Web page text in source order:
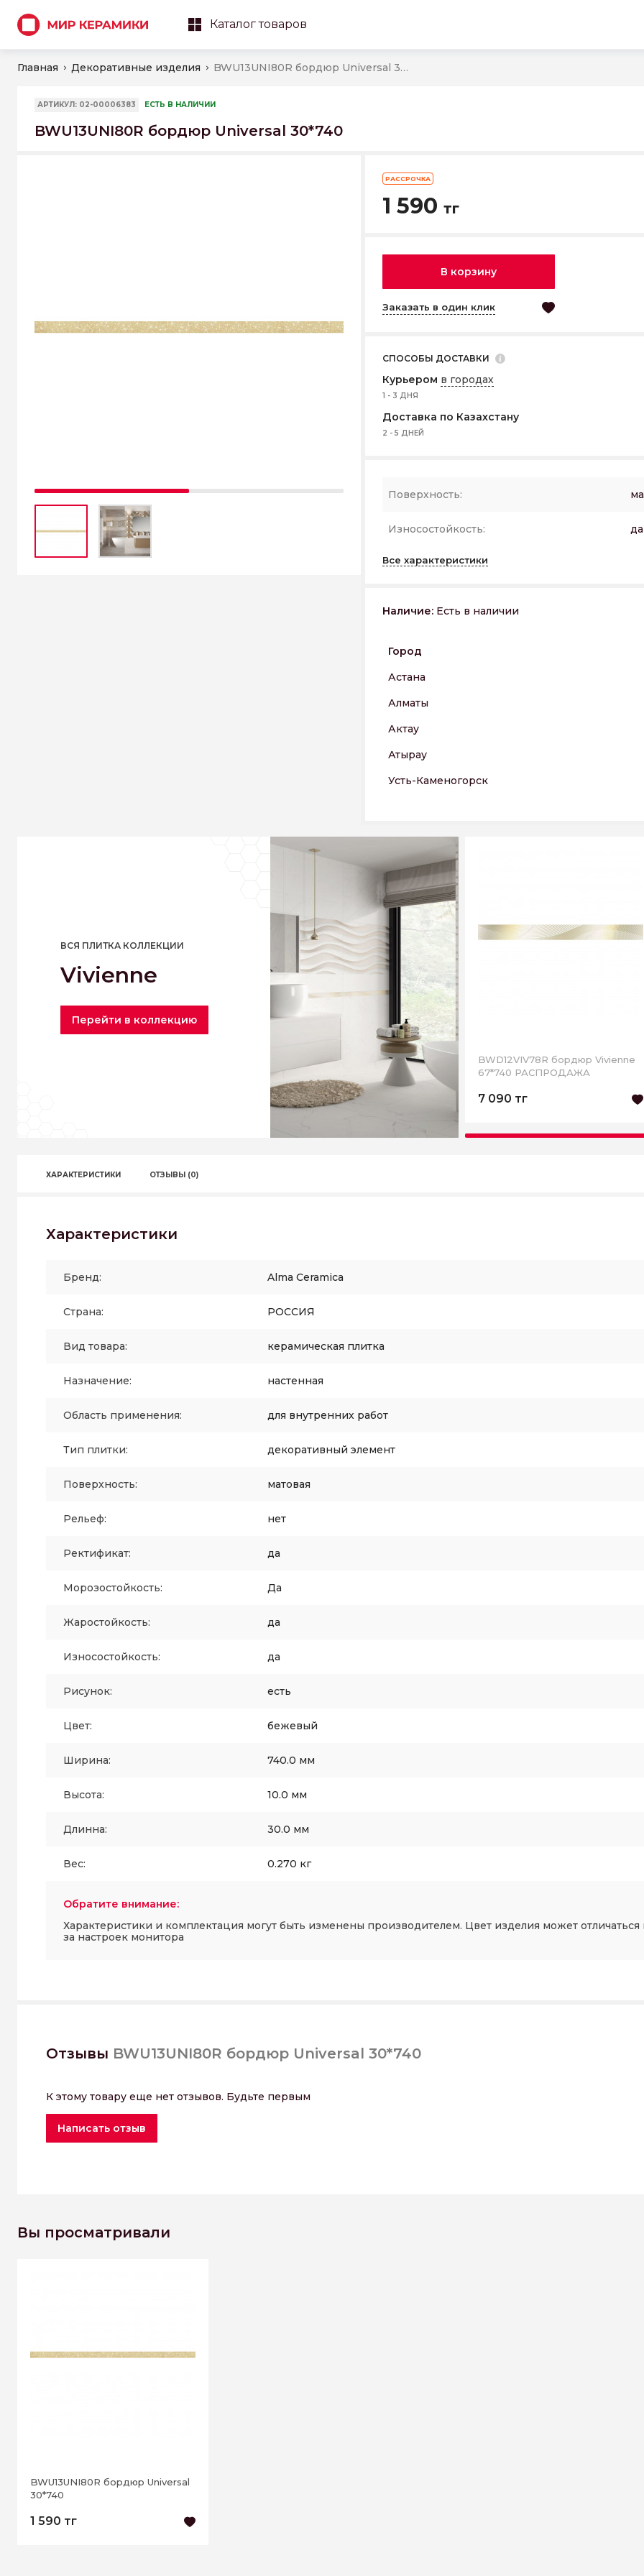
Каталог товаров
Главная Декоративные изделия BWU13UNI80R бордюр Universal 30*740
АРТИКУЛ: 02-00006383 ЕСТЬ В НАЛИЧИИ
BWU13UNI80R бордюр Universal 30*740
РАССРОЧКА
1 590 тг
В корзину
Заказать в один клик
СПОСОБЫ ДОСТАВКИ
Курьером в городах
1 - 3 ДНЯ
Доставка по Казахстану
2 - 5 ДНЕЙ
Поверхность:
Износостойкость: да
Все характеристики
Наличие: Есть в наличии
Город
Астана
Алматы
Актау
Атырау
Усть-Каменогорск
ВСЯ ПЛИТКА КОЛЛЕКЦИИ
Vivienne
Перейти в коллекцию
BWD12VIV78R бордюр Vivienne
67*740 РАСПРОДАЖА
7 090 тг
ХАРАКТЕРИСТИКИ ОТЗЫВЫ (0)
Характеристики
Бренд: Alma Ceramica
Страна: РОССИЯ
Вид товара: керамическая плитка
Назначение: настенная
Область применения: для внутренних работ
Тип плитки: декоративный элемент
Поверхность: матовая
Рельеф: нет
Ректификат: да
Морозостойкость: Да
Жаростойкость: да
Износостойкость: да
Рисунок: есть
Цвет: бежевый
Ширина: 740.0 мм
Высота: 10.0 мм
Длинна: 30.0 мм
Вес: 0.270 кг
Обратите внимание:
Характеристики и комплектация могут быть изменены производителем. Цвет изделия может отличаться
за настроек монитора
Отзывы BWU13UNI80R бордюр Universal 30*740
К этому товару еще нет отзывов. Будьте первым
Написать отзыв
Вы просматривали
BWU13UNI80R бордюр Universal
30*740
1 590 тг